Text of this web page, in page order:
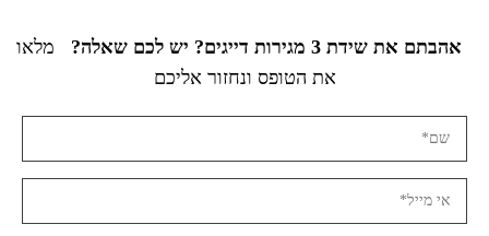
אהבתם את שידת 3 מגירות דייגים? יש לכם שאלה?
מלאו
את הטופס ונחזור אליכם